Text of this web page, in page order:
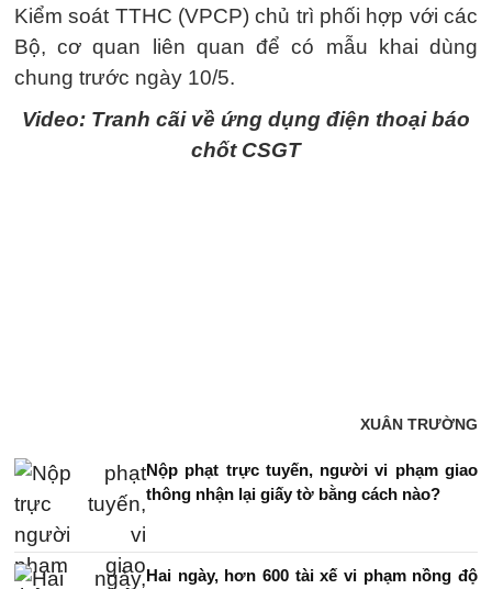
Kiểm soát TTHC (VPCP) chủ trì phối hợp với các
Bộ, cơ quan liên quan để có mẫu khai dùng
chung trước ngày 10/5.
Video: Tranh cãi về ứng dụng điện thoại báo
chốt CSGT
XUÂN TRƯỜNG
Nộp phạt trực tuyến, người vi phạm giao
thông nhận lại giấy tờ bằng cách nào?
Hai ngày, hơn 600 tài xế vi phạm nồng độ